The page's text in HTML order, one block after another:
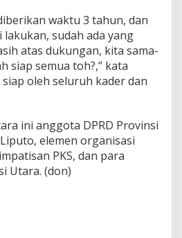
waktu 3 tahun, dan
lakukan, sudah ada yang
atas dukungan, kita sama-
siap semua toh?,” kata
oleh seluruh kader dan
ini anggota DPRD Provinsi
elemen organisasi
PKS, dan para
Utara. (don)